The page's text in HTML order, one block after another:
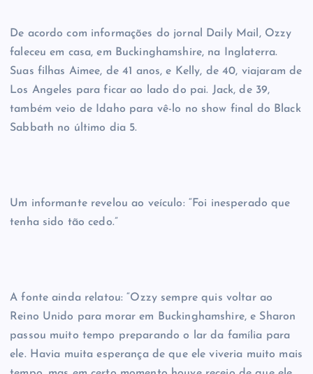
De acordo com informações do jornal Daily Mail, Ozzy
faleceu em casa, em Buckinghamshire, na Inglaterra.
Suas filhas Aimee, de 41 anos, e Kelly, de 40, viajaram de
Los Angeles para ficar ao lado do pai. Jack, de 39,
também veio de Idaho para vê-lo no show final do Black
Sabbath no último dia 5.
Um informante revelou ao veículo: “Foi inesperado que
tenha sido tão cedo.”
A fonte ainda relatou: “Ozzy sempre quis voltar ao
Reino Unido para morar em Buckinghamshire, e Sharon
passou muito tempo preparando o lar da família para
ele. Havia muita esperança de que ele viveria muito mais